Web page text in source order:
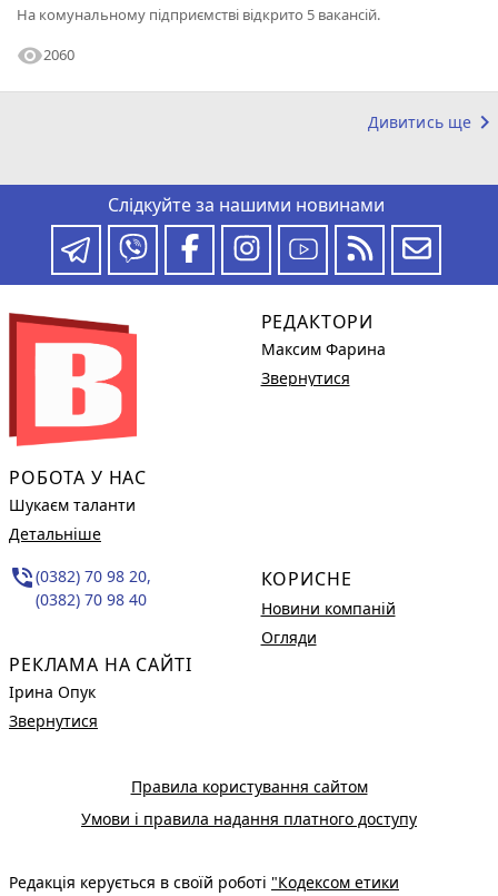
На комунальному підприємстві відкрито 5 вакансій.
visibility2060
Дивитись ще keyboard_arrow_right
Слідкуйте за нашими новинами
РОБОТА У НАС
Шукаєм таланти
Детальніше
phone_in_talk(0382) 70 98 20,
(0382) 70 98 40
РЕКЛАМА НА САЙТІ
Ірина Опук
Звернутися
РЕДАКТОРИ
Максим Фарина
Звернутися
КОРИСНЕ
Новини компаній
Огляди
Правила користування сайтом
Умови і правила надання платного доступу
Редакція керується в своїй роботі "Кодексом етики